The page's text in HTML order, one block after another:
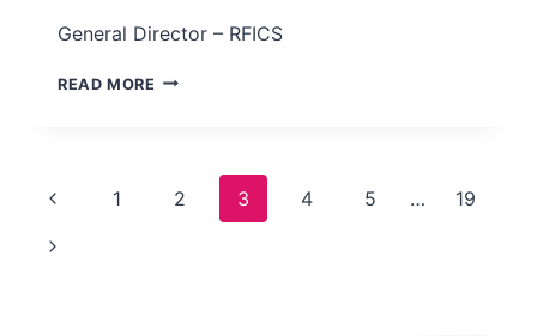
General Director – RFICS
READ MORE PROF
Page
navigation
Previous
Page
1 2 3 4 5 …
19
Next